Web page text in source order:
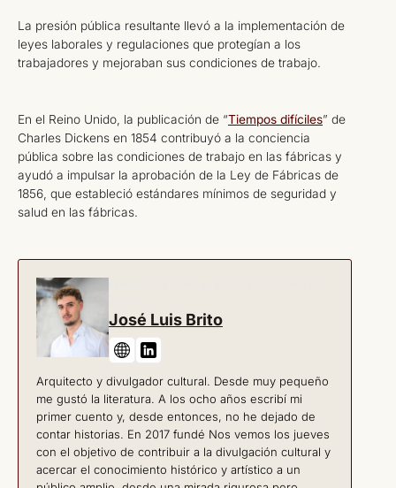
La presión pública resultante llevó a la implementación de
leyes laborales y regulaciones que protegían a los
trabajadores y mejoraban sus condiciones de trabajo.
En el Reino Unido, la publicación de “Tiempos difíciles” de
Charles Dickens en 1854 contribuyó a la conciencia
pública sobre las condiciones de trabajo en las fábricas y
ayudó a impulsar la aprobación de la Ley de Fábricas de
1856, que estableció estándares mínimos de seguridad y
salud en las fábricas.
José Luis Brito
Arquitecto y divulgador cultural. Desde muy pequeño
me gustó la literatura. A los ocho años escribí mi
primer cuento y, desde entonces, no he dejado de
contar historias. En 2017 fundé Nos vemos los jueves
con el objetivo de contribuir a la divulgación cultural y
acercar el conocimiento histórico y artístico a un